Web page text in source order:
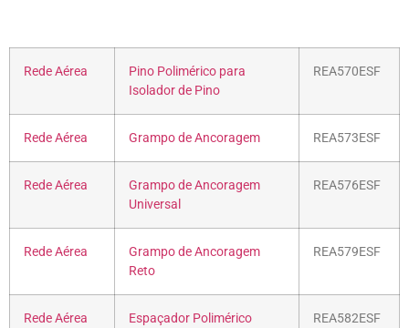
Rede Aérea
Pino Polimérico para
Isolador de Pino
REA570ESF
Rede Aérea Grampo de Ancoragem REA573ESF
Rede Aérea
Grampo de Ancoragem
Universal
REA576ESF
Rede Aérea
Grampo de Ancoragem
Reto
REA579ESF
Rede Aérea
Espaçador Polimérico
REA582ESF